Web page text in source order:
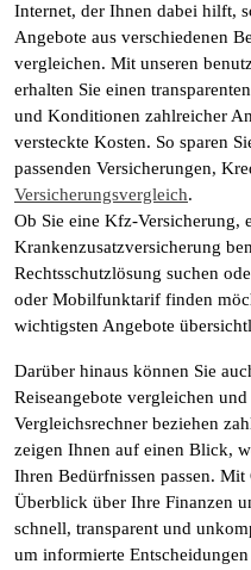
Internet, der Ihnen dabei hilft,
Angebote aus verschiedenen
vergleichen. Mit unseren
erhalten Sie einen
und Konditionen zahlreicher
versteckte Kosten. So sparen
passenden Versicherungen,
Versicherungsvergleich.
Ob Sie eine Kfz-Versicherung,
Krankenzusatzversicherung
Rechtsschutzlösung suchen
oder Mobilfunktarif finden
wichtigsten Angebote
Darüber hinaus können Sie
Reiseangebote vergleichen
Vergleichsrechner beziehen
zeigen Ihnen auf einen Blick,
Ihren Bedürfnissen passen.
Überblick über Ihre Finanzen
schnell, transparent und
um informierte